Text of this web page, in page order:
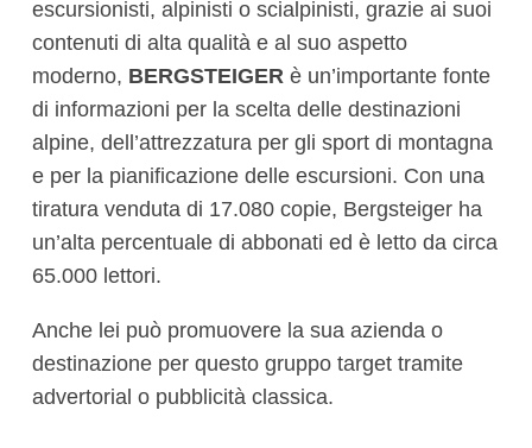
escursionisti, alpinisti o scialpinisti, grazie ai suoi
contenuti di alta qualità e al suo aspetto
moderno, BERGSTEIGER è un’importante fonte
di informazioni per la scelta delle destinazioni
alpine, dell’attrezzatura per gli sport di montagna
e per la pianificazione delle escursioni. Con una
tiratura venduta di 17.080 copie, Bergsteiger ha
un’alta percentuale di abbonati ed è letto da circa
65.000 lettori.
Anche lei può promuovere la sua azienda o
destinazione per questo gruppo target tramite
advertorial o pubblicità classica.